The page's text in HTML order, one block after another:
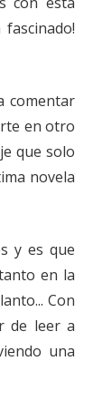
comentar
en otro
que solo
novela
y es que
en la
Con
de leer a
una